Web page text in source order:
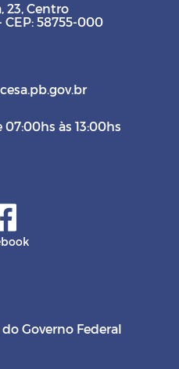
23, Centro
CEP: 58755-000
07:00hs às 13:00hs
Governo Federal